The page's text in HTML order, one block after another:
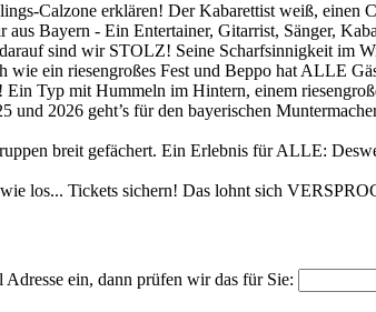
Calzone erklären! Der Kabarettist weiß, einen
Bayern - Ein Entertainer, Gitarrist, Sänger,
sind wir STOLZ! Seine Scharfsinnigkeit im
wie ein riesengroßes Fest und Beppo hat ALLE
Typ mit Hummeln im Hintern, einem
2026 geht’s für den bayerischen
breit gefächert. Ein Erlebnis für ALLE:
los... Tickets sichern! Das lohnt sich
ein, dann prüfen wir das für Sie: